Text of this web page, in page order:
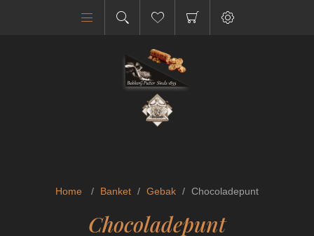
Home / Banket / Gebak / Chocoladepunt
Chocoladepunt